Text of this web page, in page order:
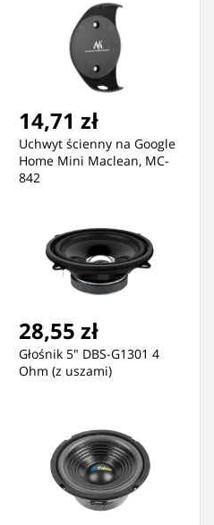
14,71 zł
Uchwyt ścienny na Google
Home Mini Maclean, MC-
842
28,55 zł
Głośnik 5" DBS-G1301 4
Ohm (z uszami)